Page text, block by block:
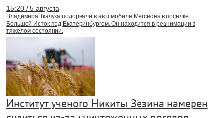
15:20 / 5 августа
Владимира Ткачука подорвали в автомобиле Mercedes в поселке
Большой Исток под Екатеринбургом. Он находится в реанимации в
тяжелом состоянии.
Институт ученого Никиты Зезина намерен